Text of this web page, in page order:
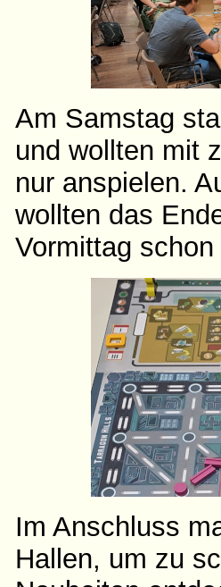
Am Samstag
und wollten mit
nur anspielen.
wollten das
Vormittag
Im Anschluss
Hallen, um zu